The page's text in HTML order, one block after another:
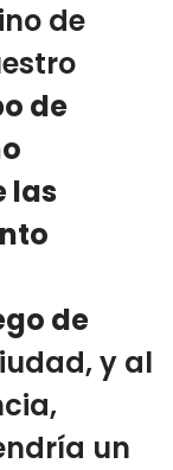
de
de
las
de
y al
un